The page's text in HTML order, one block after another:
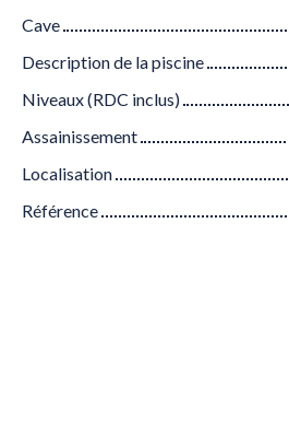
Cave
Description de la piscine
Niveaux (RDC inclus)
Assainissement
Localisation
Référence